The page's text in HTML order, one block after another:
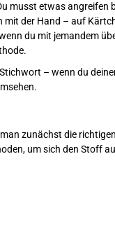
musst etwas angreifen
der Hand – auf
du mit jemandem
– wenn du
zunächst die
um sich den Stoff